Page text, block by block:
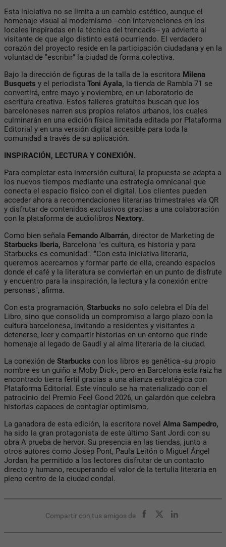
Esta iniciativa no se limita a un cambio estético, aunque el
homenaje visual al modernismo --con intervenciones en los
locales inspiradas en la técnica del trencadís-- ya advierte al
visitante de que algo distinto está ocurriendo. El verdadero
corazón del proyecto reside en la participación ciudadana y en la
voluntad de "escribir" la ciudad de forma colectiva.
Bajo la dirección de figuras de la talla de la escritora Milena
Busquets y el periodista Toni Ayala, la tienda de Rambla 71 se
convertirá, entre mayo y noviembre, en un laboratorio de
escritura creativa. Estos talleres gratuitos buscan que los
barceloneses narren sus propios relatos urbanos, los cuales
culminarán en una edición física limitada editada por Plataforma
Editorial y en una versión digital accesible para toda la
comunidad a través de su aplicación.
INSPIRACIÓN, LECTURA Y CONEXIÓN.
Para completar esta inmersión cultural, la propuesta se adapta a
los nuevos tiempos mediante una estrategia omnicanal que
conecta el espacio físico con el digital. Los clientes pueden
acceder ahora a recomendaciones literarias trimestrales vía QR
y disfrutar de contenidos exclusivos gracias a una colaboración
con la plataforma de audiolibros Nextory.
Como bien señala Fernando Albarrán, director de Marketing de
Starbucks Iberia, Barcelona "es cultura, es historia y para
Starbucks es comunidad". "Con esta iniciativa literaria,
queremos acercarnos y formar parte de ella, creando espacios
donde el café y la literatura se conviertan en un punto de disfrute
y encuentro para la inspiración, la lectura y la conexión entre
personas", afirma.
Con esta programación, Starbucks no solo celebra el Día del
Libro, sino que consolida un compromiso a largo plazo con la
cultura barcelonesa, invitando a residentes y visitantes a
detenerse, leer y compartir historias en un entorno que rinde
homenaje al legado de Gaudí y al alma literaria de la ciudad.
La conexión de Starbucks con los libros es genética -su propio
nombre es un guiño a Moby Dick-, pero en Barcelona esta raíz ha
encontrado tierra fértil gracias a una alianza estratégica con
Plataforma Editorial. Este vínculo se ha materializado con el
patrocinio del Premio Feel Good 2026, un galardón que celebra
historias capaces de contagiar optimismo.
La ganadora de esta edición, la escritora novel Alma Sampedro,
ha sido la gran protagonista de este último Sant Jordi con su
obra A prueba de hervor. Su presencia en las tiendas, junto a
otros autores como Josep Pont, Paula Leitón o Miguel Ángel
Jordan, ha permitido a los lectores disfrutar de un contacto
directo y humano, recuperando el valor de la tertulia literaria en
pleno centro de la ciudad condal.
Compartir con tus amigos de